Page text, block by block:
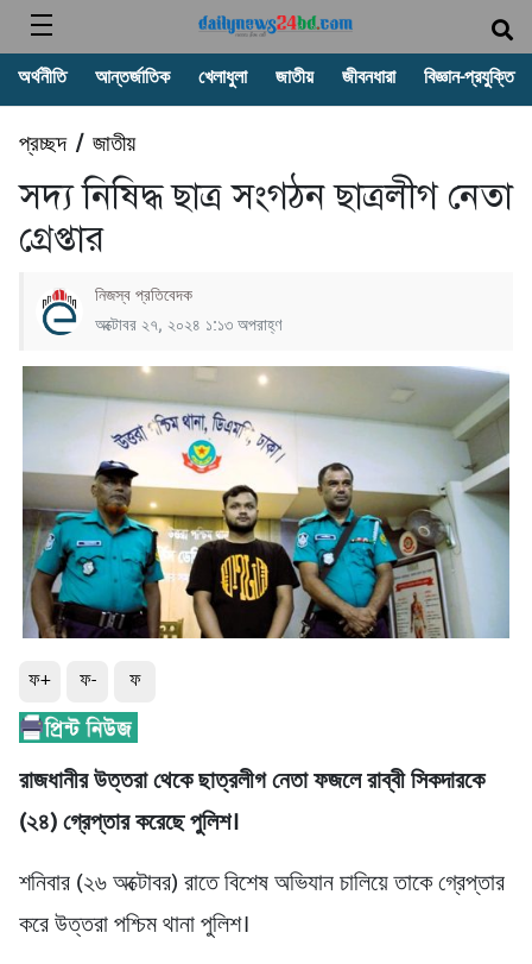
অর্থনীতি আন্তর্জাতিক খেলাধুলা জাতীয় জীবনধারা বিজ্ঞান-প্রযুক্তি
প্রচ্ছদ/ জাতীয়
সদ্য নিষিদ্ধ ছাত্র সংগঠন ছাত্রলীগ নেতা
গ্রেপ্তার
নিজস্ব প্রতিবেদক
অক্টোবর ২৭, ২০২৪ ১:১৩ অপরাহ্ণ
ফ+ ফ- ফ
রাজধানীর উত্তরা থেকে ছাত্রলীগ নেতা ফজলে রাব্বী সিকদারকে
(২৪) গ্রেপ্তার করেছে পুলিশ।
শনিবার (২৬ অক্টোবর) রাতে বিশেষ অভিযান চালিয়ে তাকে গ্রেপ্তার
করে উত্তরা পশ্চিম থানা পুলিশ।